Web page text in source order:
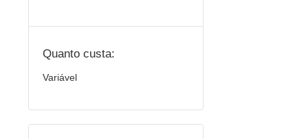
Quanto custa:
Variável